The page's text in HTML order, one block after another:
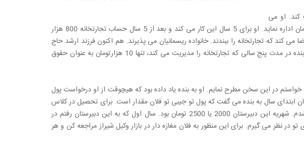
کند. او می
پذیرد. او می پذیرد که تجارتخانه ای را با بدهکاری 500 هزار تومان اداره نماید. او برای 5 سال این کار می کند و بعد از 5 سال حساب تجارتخانه 800 هزار
می کند که تجارتخانه را ببندند. خانواده ریسمانیان می پذیرند. هم اکنون فرزند ارشد حاج
میرزا مهدی با نام حاج علی اکبر ریسمانیان کارخانه ای دارد. پدر بنده در مدت پنج سالی که تجارتخانه را مدیریت می کند، تنها 10 هزارتومان به عنوان حقوق
در این سخن مطرح نمایم. او به بنده یاد داده بود که هیچوقت از او درخواست پول
ابتدای سال به بنده می گفت که پول تو جیبی تو فلان مقدار است. برای تحصیل در کلاس
11 (پنج دبیرستان) در دبیرستان دانشگاه پهلوی شیراز پذیرفته شدم. شهریه این دبیرستان 2000 یا 2500 تومان بود. سال اول که به این دبیرستان رفتم در
کردم. پدرم اعلام کرد که هرماه 200 تومان برای تو در نظر می گیرم. برای این منظور به فلان مغازه دار در بازار وکیل شیراز مراجعه کن و هر